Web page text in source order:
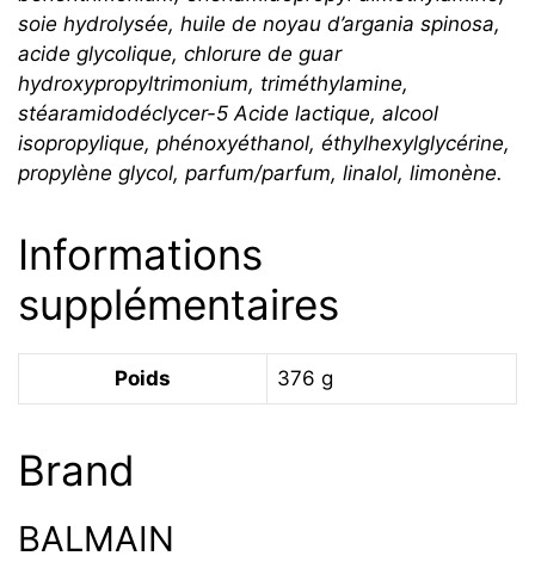
soie hydrolysée, huile de noyau d’argania spinosa,
acide glycolique, chlorure de guar
hydroxypropyltrimonium, triméthylamine,
stéaramidodéclycer-5 Acide lactique, alcool
isopropylique, phénoxyéthanol, éthylhexylglycérine,
propylène glycol, parfum/parfum, linalol, limonène.
Informations
supplémentaires
Poids 376 g
Brand
BALMAIN